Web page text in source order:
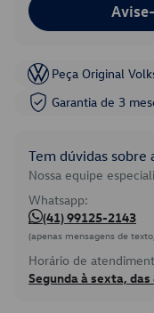
Peça Original
Garantia de 3
Tem dúvidas
Nossa equipe
Whatsapp:
(41) 99125-2143
(apenas mensagens de
Horário de
Segunda à sexta, das